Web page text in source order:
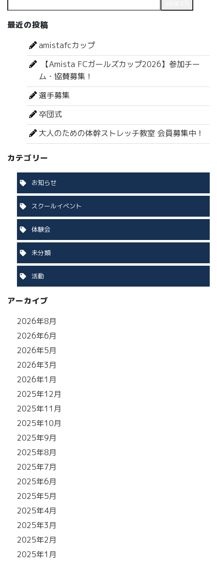
最近の投稿
amistafcカップ
【Amista FCガールズカップ2026】参加チー
ム・協賛募集！
選手募集
卒団式
大人のための体幹ストレッチ教室 会員募集中！
カテゴリー
お知らせ
スクールイベント
体験会
未分類
活動
アーカイブ
2026年8月
2026年6月
2026年5月
2026年3月
2026年1月
2025年12月
2025年11月
2025年10月
2025年9月
2025年8月
2025年7月
2025年6月
2025年5月
2025年4月
2025年3月
2025年2月
2025年1月